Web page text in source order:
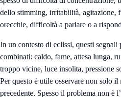
dello stimming, irritabilità, agitazione,
orecchie, difficoltà a parlare o a
In un contesto di eclissi, questi
combinati: caldo, fame, attesa lunga,
troppo vicine, luce insolita, pressione
Per questo è utile osservare non solo
precedente. Spesso il problema non è